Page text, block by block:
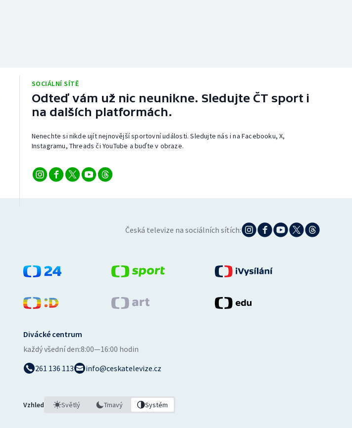
SOCIÁLNÍ SÍTĚ
Odteď vám už nic neunikne. Sledujte ČT sport i
na dalších platformách.
Nenechte si nikde ujít nejnovější sportovní události. Sledujte nás i na Facebooku, X,
Instagramu, Threads či YouTube a buďte v obraze.
Česká televize na sociálních sítích:
Divácké centrum
každý všední den:8:00—16:00 hodin
261 136 113
info@ceskatelevize.cz
Vzhled Světlý Tmavý Systém